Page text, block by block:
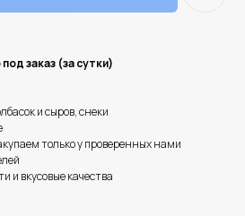
заказ (за сутки)
и сыров, снеки
только у проверенных нами
и вкусовые качества